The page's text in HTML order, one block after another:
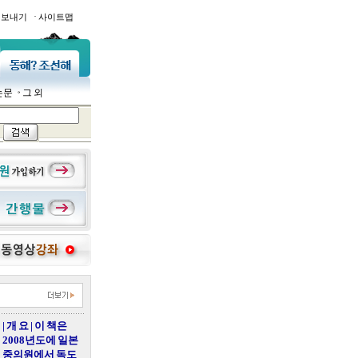
내기 · 사이트맵
문 그 외
| 개 요 | 이 책은
2008년도에 일본
중의원에서 독도